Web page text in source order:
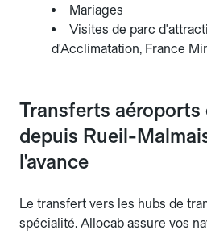
Mariages
Visites de parc
d'Acclimatation, France
Transferts aéroports
depuis Rueil-
l'avance
Le transfert vers les hubs de
spécialité. Allocab assure vos